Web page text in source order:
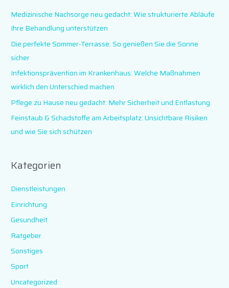
a
c
h
:
Medizinische Nachsorge neu gedacht: Wie strukturierte Abläufe
Ihre Behandlung unterstützen
Die perfekte Sommer-Terrasse: So genießen Sie die Sonne
sicher
Infektionsprävention im Krankenhaus: Welche Maßnahmen
wirklich den Unterschied machen
Pflege zu Hause neu gedacht: Mehr Sicherheit und Entlastung
Feinstaub & Schadstoffe am Arbeitsplatz: Unsichtbare Risiken
und wie Sie sich schützen
Kategorien
Dienstleistungen
Einrichtung
Gesundheit
Ratgeber
Sonstiges
Sport
Uncategorized